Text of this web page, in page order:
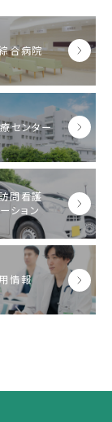
合病院
センター
問看護
ション
情報